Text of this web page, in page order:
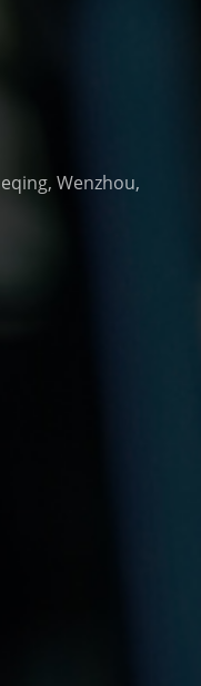
Wenzhou,